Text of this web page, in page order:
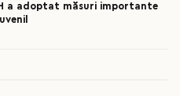
a adoptat măsuri importante